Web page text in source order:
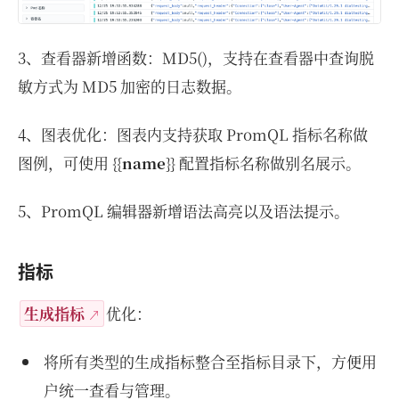
3、查看器新增函数：MD5()，支持在查看器中查询脱
敏方式为 MD5 加密的日志数据。
4、图表优化：图表内支持获取 PromQL 指标名称做
图例，可使用 {{name}} 配置指标名称做别名展示。
5、PromQL 编辑器新增语法高亮以及语法提示。
指标
生成指标 优化：
将所有类型的生成指标整合至指标目录下，方便用
户统一查看与管理。